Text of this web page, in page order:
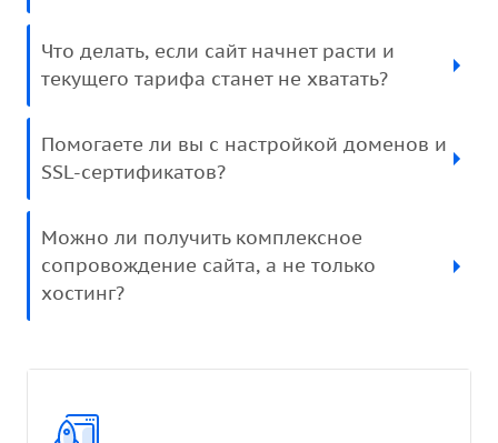
Что делать, если сайт начнет расти и
текущего тарифа станет не хватать?
Помогаете ли вы с настройкой доменов и
SSL-сертификатов?
Можно ли получить комплексное
сопровождение сайта, а не только
хостинг?